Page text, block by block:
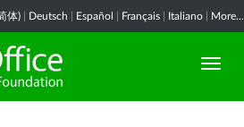
体) Deutsch Español Français Italiano More...